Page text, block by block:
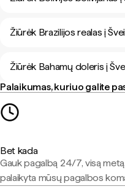
Žiūrėk Brazilijos realas į
Žiūrėk Bahamų doleris į
Palaikumas, kuriuo galite
Bet kada
Gauk pagalbą 24/7, visą
palaikyta mūsų pagalbos